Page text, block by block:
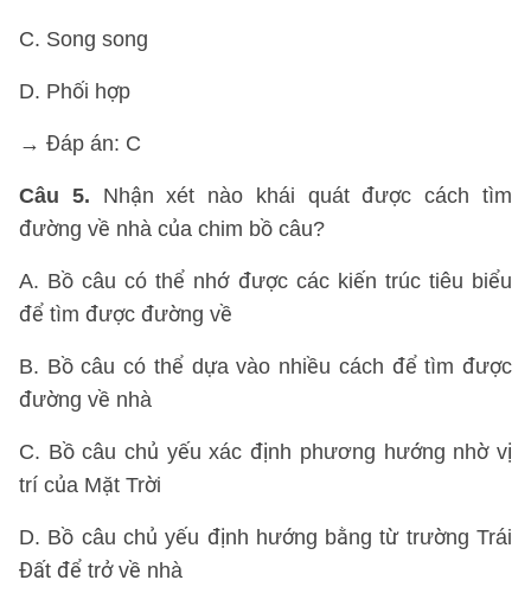
C. Song song
D. Phối hợp
→ Đáp án: C
Câu 5. Nhận xét nào khái quát được cách tìm
đường về nhà của chim bồ câu?
A. Bồ câu có thể nhớ được các kiến trúc tiêu biểu
để tìm được đường về
B. Bồ câu có thể dựa vào nhiều cách để tìm được
đường về nhà
C. Bồ câu chủ yếu xác định phương hướng nhờ vị
trí của Mặt Trời
D. Bồ câu chủ yếu định hướng bằng từ trường Trái
Đất để trở về nhà